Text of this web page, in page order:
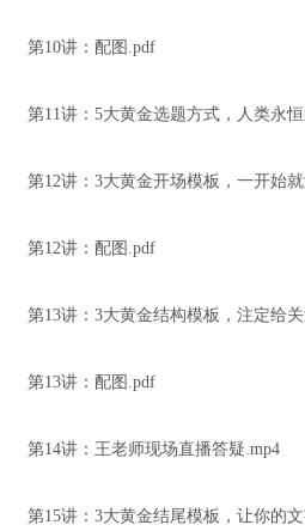
第10讲：配图.pdf
第11讲：5大黄金选题方式，人类永
第12讲：3大黄金开场模板，一开始
第12讲：配图.pdf
第13讲：3大黄金结构模板，注定给
第13讲：配图.pdf
第14讲：王老师现场直播答疑.mp4
第15讲：3大黄金结尾模板，让你的